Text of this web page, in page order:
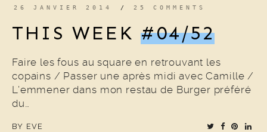
DÉCO
VOYAGE
26 JANVIER 2014 / 25 COMMENTS
THIS WEEK #04/52
Faire les fous au square en retrouvant les
copains / Passer une après midi avec Camille /
L’emmener dans mon restau de Burger préféré
du…
BY EVE